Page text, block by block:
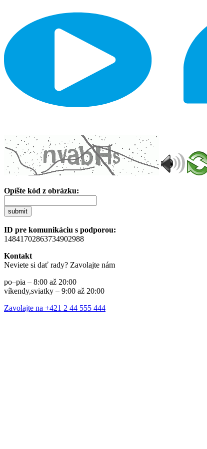
Opíšte kód z obrázku:
submit
ID pre komunikáciu s podporou:
14841702863734902988
Kontakt
Neviete si dať rady? Zavolajte nám
po–pia – 8:00 až 20:00
víkendy,sviatky – 9:00 až 20:00
Zavolajte na +421 2 44 555 444